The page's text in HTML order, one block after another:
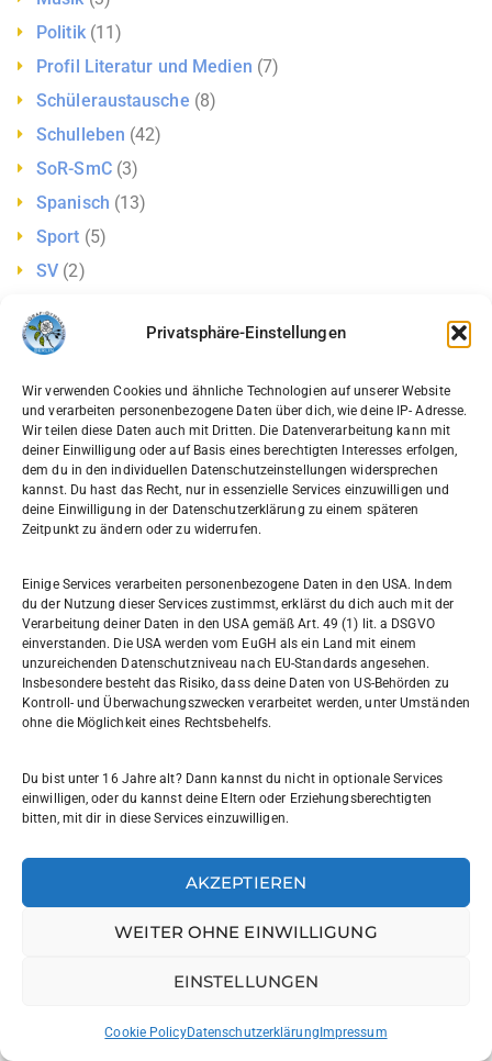
Privatsphäre-Einstellungen
Wir verwenden Cookies und ähnliche Technologien auf unserer Website
und verarbeiten personenbezogene Daten über dich, wie deine IP- Adresse.
Wir teilen diese Daten auch mit Dritten. Die Datenverarbeitung kann mit
deiner Einwilligung oder auf Basis eines berechtigten Interesses erfolgen,
dem du in den individuellen Datenschutzeinstellungen widersprechen
kannst. Du hast das Recht, nur in essenzielle Services einzuwilligen und
deine Einwilligung in der Datenschutzerklärung zu einem späteren
Zeitpunkt zu ändern oder zu widerrufen.
Einige Services verarbeiten personenbezogene Daten in den USA. Indem
du der Nutzung dieser Services zustimmst, erklärst du dich auch mit der
Verarbeitung deiner Daten in den USA gemäß Art. 49 (1) lit. a DSGVO
einverstanden. Die USA werden vom EuGH als ein Land mit einem
unzureichenden Datenschutzniveau nach EU-Standards angesehen.
Insbesondere besteht das Risiko, dass deine Daten von US-Behörden zu
Kontroll- und Überwachungszwecken verarbeitet werden, unter Umständen
ohne die Möglichkeit eines Rechtsbehelfs.
Du bist unter 16 Jahre alt? Dann kannst du nicht in optionale Services
einwilligen, oder du kannst deine Eltern oder Erziehungsberechtigten
bitten, mit dir in diese Services einzuwilligen.
AKZEPTIEREN
WEITER OHNE EINWILLIGUNG
EINSTELLUNGEN
Cookie PolicyDatenschutzerklärung Impressum
Politik(11)
Profil Literatur und Medien (7)
Schüleraustausche (8)
Schulleben (42)
SoR-SmC(3)
Spanisch (13)
Sport (5)
SV (2)
Vertretungsplan(1)
Aktuelles
¡Aprender español puede ser riquísimo! Un
proyecto audiovisual de la clase 9, guiado
9 Juli, 2026
Besuch im Abgeordnetenhaus
7 Juli, 2026
Zeitzeuginnenbesuch
7 Juli, 2026
Schlagwörter
best school classes deutscheschule